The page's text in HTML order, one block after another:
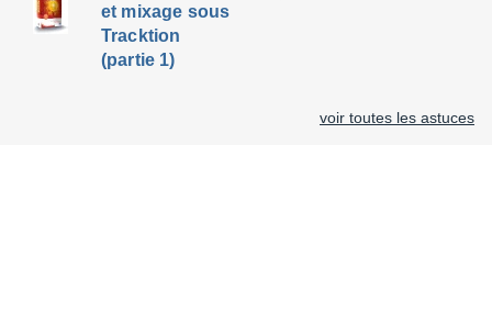
et mixage sous
Tracktion
(partie 1)
voir toutes les astuces